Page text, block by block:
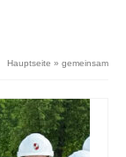
Hauptseite » gemeinsam